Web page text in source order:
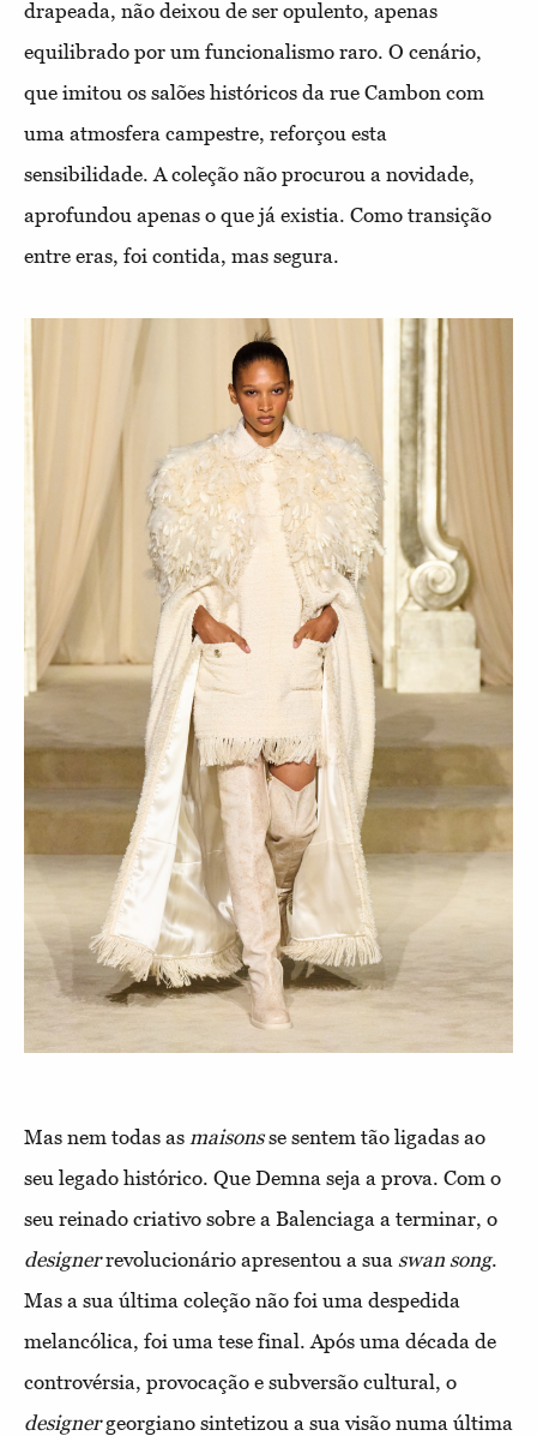
drapeada, não deixou de ser opulento, apenas
equilibrado por um funcionalismo raro. O cenário,
que imitou os salões históricos da rue Cambon com
uma atmosfera campestre, reforçou esta
sensibilidade. A coleção não procurou a novidade,
aprofundou apenas o que já existia. Como transição
entre eras, foi contida, mas segura.
Mas nem todas as maisonsse sentem tão ligadas ao
seu legado histórico. Que Demna seja a prova. Com o
seu reinado criativo sobre a Balenciaga a terminar, o
designerrevolucionário apresentou a sua swan song.
Mas a sua última coleção não foi uma despedida
melancólica, foi uma tese final. Após uma década de
controvérsia, provocação e subversão cultural, o
designergeorgiano sintetizou a sua visão numa última